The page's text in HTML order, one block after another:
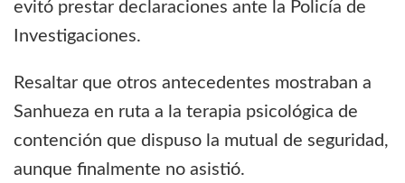
evitó prestar declaraciones ante la Policía de
Investigaciones.
Resaltar que otros antecedentes mostraban a
Sanhueza en ruta a la terapia psicológica de
contención que dispuso la mutual de seguridad,
aunque finalmente no asistió.